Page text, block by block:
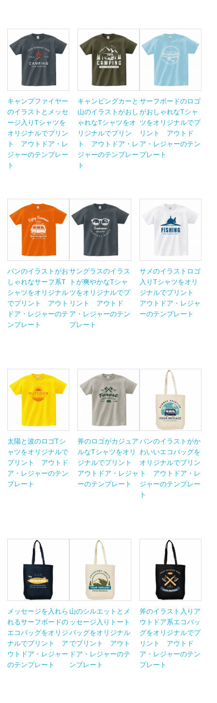
キャンプファイヤー
のイラストとメッセ
ージ入りTシャツを
オリジナルでプリン
ト アウトドア・レ
ジャーのテンプレー
ト
キャンピングカーと
山のイラストがおし
ゃれなTシャツをオ
リジナルでプリン
ト アウトドア・レ
ジャーのテンプレー
ト
サーフボードのロゴ
がおしゃれなTシャ
ツをオリジナルでプ
リント アウトド
ア・レジャーのテン
プレート
バンのイラストがお
しゃれなサーフ系T
シャツをオリジナル
でプリント アウト
ドア・レジャーのテ
ンプレート
サングラスのイラス
トが爽やかなTシャ
ツをオリジナルでプ
リント アウトド
ア・レジャーのテン
プレート
サメのイラストロゴ
入りTシャツをオリ
ジナルでプリント
アウトドア・レジャ
ーのテンプレート
太陽と波のロゴTシ
ャツをオリジナルで
プリント アウトド
ア・レジャーのテン
プレート
斧のロゴがカジュア
ルなTシャツをオリ
ジナルでプリント
アウトドア・レジャ
ーのテンプレート
バンのイラストがか
わいいエコバッグを
オリジナルでプリン
ト アウトドア・レ
ジャーのテンプレー
ト
メッセージを入れら
れるサーフボードの
エコバッグをオリジ
ナルでプリント ア
ウトドア・レジャー
のテンプレート
山のシルエットとメ
ッセージ入りトート
バッグをオリジナル
でプリント アウト
ドア・レジャーのテ
ンプレート
斧のイラスト入りア
ウトドア系エコバッ
グをオリジナルでプ
リント アウトド
ア・レジャーのテン
プレート